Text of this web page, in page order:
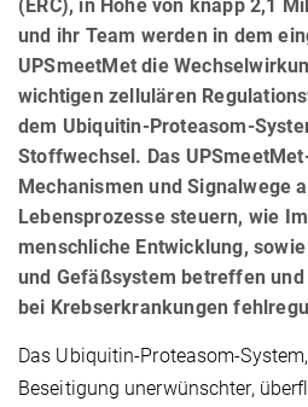
(ERC), in Höhe von knapp 2,1
und ihr Team werden in dem
UPSmeetMet die
wichtigen zellulären
dem Ubiquitin-Proteasom-
Stoffwechsel. Das
Mechanismen und Signalwege
Lebensprozesse steuern, wie
menschliche Entwicklung,
und Gefäßsystem betreffen
bei Krebserkrankungen
Das Ubiquitin-Proteasom-
Beseitigung unerwünschter,